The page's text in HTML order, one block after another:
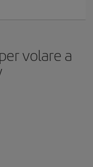
volare a